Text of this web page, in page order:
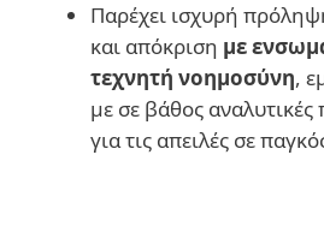
Παρέχει ισχυρή
και απόκριση με
τεχνητή νοημοσύνη,
με σε βάθος
για τις απειλές σε